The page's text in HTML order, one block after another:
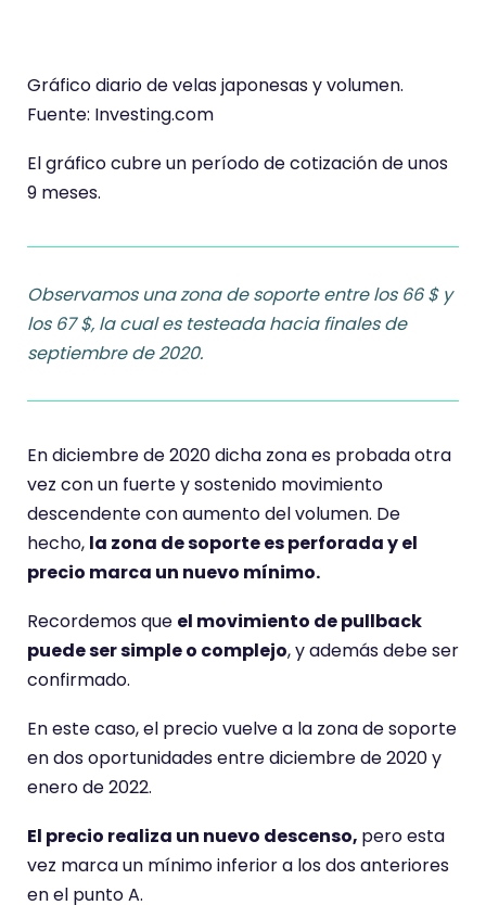
Gráfico diario de velas japonesas y volumen.
Fuente: Investing.com
El gráfico cubre un período de cotización de unos
9 meses.
Observamos una zona de soporte entre los 66 $ y
los 67 $, la cual es testeada hacia finales de
septiembre de 2020.
En diciembre de 2020 dicha zona es probada otra
vez con un fuerte y sostenido movimiento
descendente con aumento del volumen. De
hecho, la zona de soporte es perforada y el
precio marca un nuevo mínimo.
Recordemos que el movimiento de pullback
puede ser simple o complejo, y además debe ser
confirmado.
En este caso, el precio vuelve a la zona de soporte
en dos oportunidades entre diciembre de 2020 y
enero de 2022.
El precio realiza un nuevo descenso, pero esta
vez marca un mínimo inferior a los dos anteriores
en el punto A.